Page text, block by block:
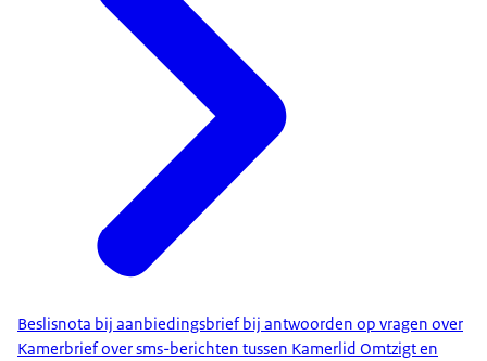
Beslisnota bij aanbiedingsbrief bij antwoorden op vragen over
Kamerbrief over sms-berichten tussen Kamerlid Omtzigt en